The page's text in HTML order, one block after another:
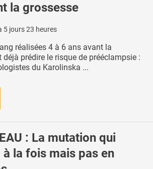
la grossesse
5 jours 23 heures
réalisées 4 à 6 ans avant la
déjà prédire le risque de prééclampsie :
du Karolinska ...
: La mutation qui
la fois mais pas en